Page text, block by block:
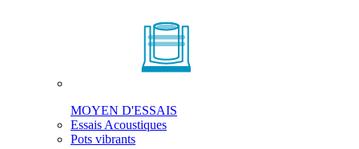
MOYEN D'ESSAIS
Essais Acoustiques
Pots vibrants